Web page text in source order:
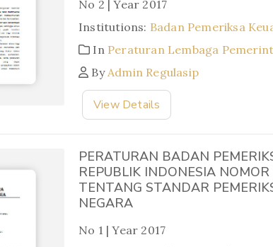
No 2 | Year 2017
Institutions: Badan Pemeriksa
In Peraturan Lembaga
ByAdmin Regulasip
View Details
PERATURAN BADAN
REPUBLIK INDONESIA
TENTANG STANDAR
NEGARA
No 1 | Year 2017